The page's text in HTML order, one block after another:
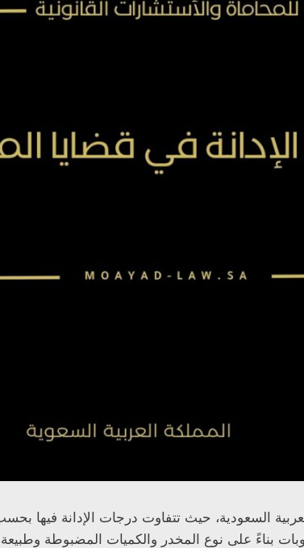
السعودية، حيث تتفاوت درجات الإدانة فيها
بناءً على نوع المخدر والكميات المضبوطة